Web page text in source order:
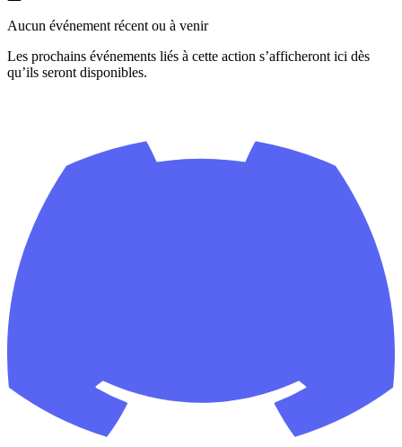
Aucun événement récent ou à venir
Les prochains événements liés à cette action s’afficheront ici dès
qu’ils seront disponibles.